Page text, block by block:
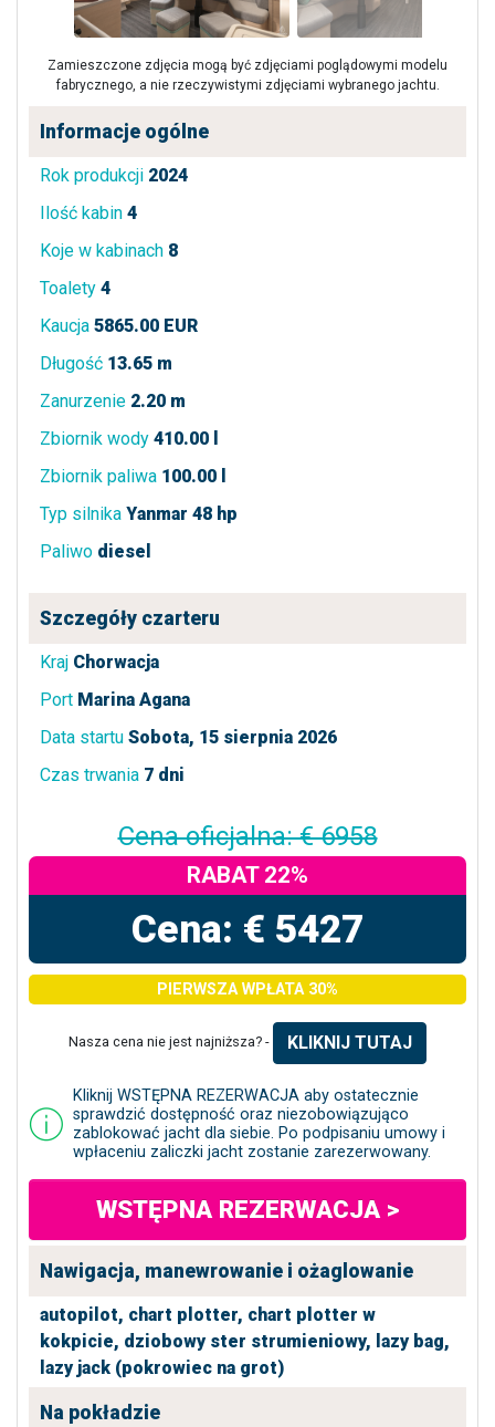
Zamieszczone zdjęcia mogą być zdjęciami poglądowymi modelu
fabrycznego, a nie rzeczywistymi zdjęciami wybranego jachtu.
Informacje ogólne
Rok produkcji 2024
Ilość kabin 4
Koje w kabinach 8
Toalety 4
Kaucja 5865.00 EUR
Długość 13.65 m
Zanurzenie 2.20 m
Zbiornik wody 410.00 l
Zbiornik paliwa 100.00 l
Typ silnika Yanmar 48 hp
Paliwo diesel
Szczegóły czarteru
Kraj Chorwacja
Port Marina Agana
Data startu Sobota, 15 sierpnia 2026
Czas trwania 7 dni
Cena oficjalna: € 6958
RABAT 22%
Cena: € 5427
PIERWSZA WPŁATA 30%
Nasza cena nie jest najniższa? - KLIKNIJ TUTAJ
Kliknij WSTĘPNA REZERWACJA aby ostatecznie
sprawdzić dostępność oraz niezobowiązująco
zablokować jacht dla siebie. Po podpisaniu umowy i
wpłaceniu zaliczki jacht zostanie zarezerwowany.
WSTĘPNA REZERWACJA >
Nawigacja, manewrowanie i ożaglowanie
autopilot, chart plotter, chart plotter w
kokpicie, dziobowy ster strumieniowy, lazy bag,
lazy jack (pokrowiec na grot)
Na pokładzie